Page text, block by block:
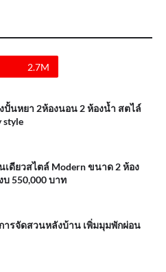
2.7M
นหยา 2ห้องนอน 2 ห้องน้ำ สตไล์
style
ดียวสไตล์ Modern ขนาด 2 ห้อง
550,000 บาท
การจัดสวนหลังบ้าน เพิ่มมุมพักผ่อน